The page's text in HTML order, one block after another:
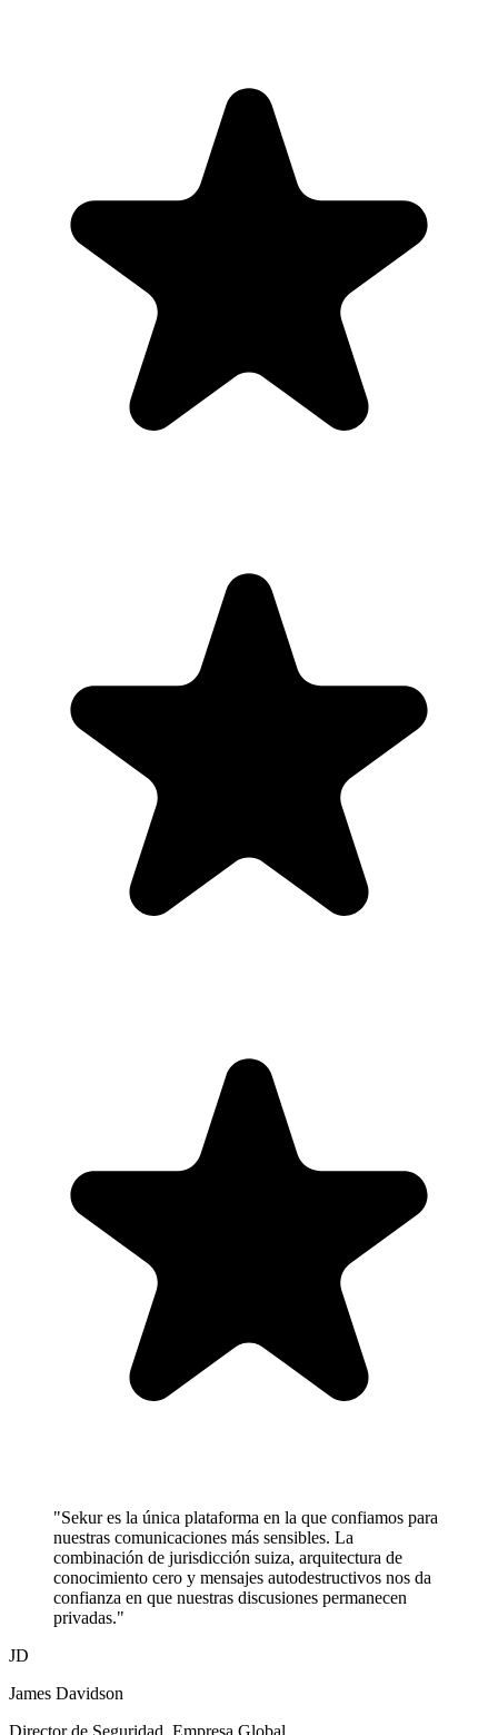
"Sekur es la única plataforma en la que confiamos para
nuestras comunicaciones más sensibles. La
combinación de jurisdicción suiza, arquitectura de
conocimiento cero y mensajes autodestructivos nos da
confianza en que nuestras discusiones permanecen
privadas."
JD
James Davidson
Director de Seguridad, Empresa Global